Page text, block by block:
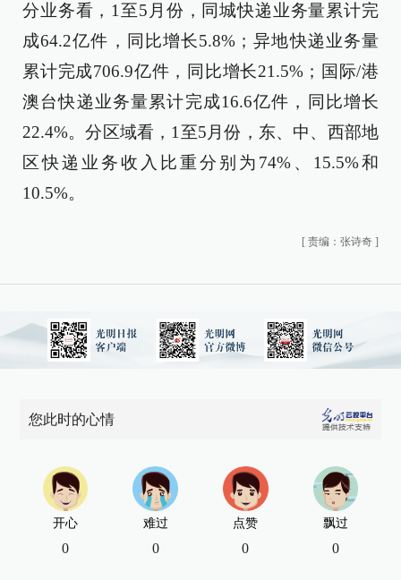
分业务看，1至5月份，同城快递业务量累计完
成64.2亿件，同比增长5.8%；异地快递业务量
累计完成706.9亿件，同比增长21.5%；国际/港
澳台快递业务量累计完成16.6亿件，同比增长
22.4%。分区域看，1至5月份，东、中、西部地
区快递业务收入比重分别为74%、15.5%和
10.5%。
[ 责编：张诗奇 ]
您此时的心情
开心
0
难过
0
点赞
0
飘过
0